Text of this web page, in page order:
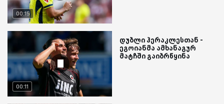
00:15
00:11
დუბლი ჰერაკლესთან -
ეგოიანმა ამხანაგურ
მატჩში გაიბრწყინა